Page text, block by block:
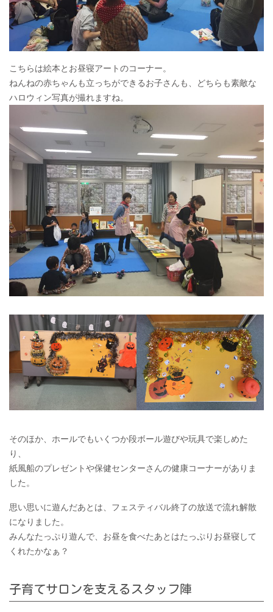
こちらは絵本とお昼寝アートのコーナー。
ねんねの赤ちゃんも立っちができるお子さんも、どちらも素敵な
ハロウィン写真が撮れますね。
そのほか、ホールでもいくつか段ボール遊びや玩具で楽しめた
り、
紙風船のプレゼントや保健センターさんの健康コーナーがありま
した。
思い思いに遊んだあとは、フェスティバル終了の放送で流れ解散
になりました。
みんなたっぷり遊んで、お昼を食べたあとはたっぷりお昼寝して
くれたかなぁ？
子育てサロンを支えるスタッフ陣